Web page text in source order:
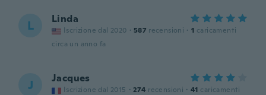
L Linda
Iscrizione dal 2020 · 587 recensioni · 1 caricamenti
circa un anno fa
J Jacques
Iscrizione dal 2015 · 274 recensioni · 41 caricamenti